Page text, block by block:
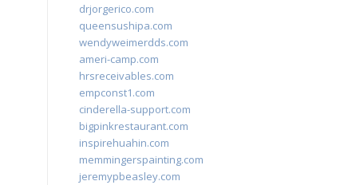
drjorgerico.com
queensushipa.com
wendyweimerdds.com
ameri-camp.com
hrsreceivables.com
empconst1.com
cinderella-support.com
bigpinkrestaurant.com
inspirehuahin.com
memmingerspainting.com
jeremypbeasley.com